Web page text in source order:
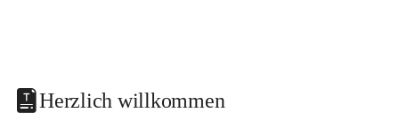
Herzlich willkommen